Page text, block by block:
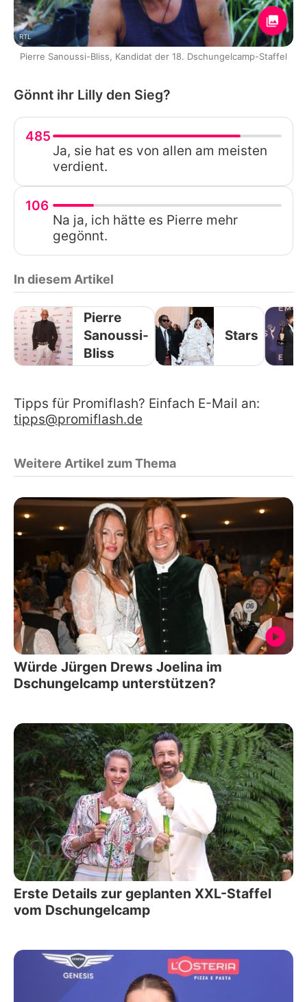
RTL
Pierre Sanoussi-Bliss, Kandidat der 18. Dschungelcamp-Staffel
Gönnt ihr Lilly den Sieg?
485
Ja, sie hat es von allen am meisten
verdient.
106
Na ja, ich hätte es Pierre mehr
gegönnt.
In diesem Artikel
Pierre
Sanoussi-
Bliss
Stars
Tipps für Promiflash? Einfach E-Mail an:
tipps@promiflash.de
Weitere Artikel zum Thema
Würde Jürgen Drews Joelina im
Dschungelcamp unterstützen?
Erste Details zur geplanten XXL-Staffel
vom Dschungelcamp